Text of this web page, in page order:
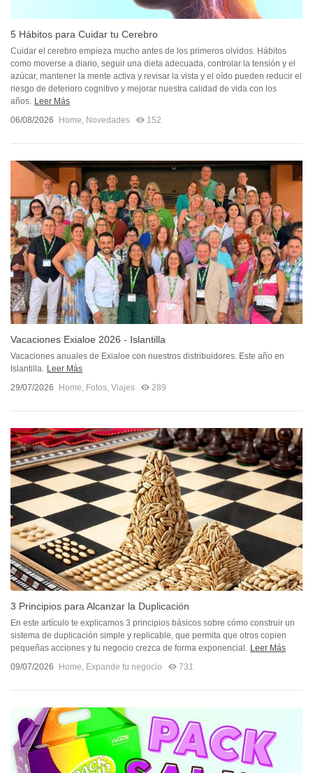
5 Hábitos para Cuidar tu Cerebro
Cuidar el cerebro empieza mucho antes de los primeros olvidos. Hábitos
como moverse a diario, seguir una dieta adecuada, controlar la tensión y el
azúcar, mantener la mente activa y revisar la vista y el oído pueden reducir el
riesgo de deterioro cognitivo y mejorar nuestra calidad de vida con los
años. Leer Más
06/08/2026
Home, Novedades 152
Vacaciones Exialoe 2026 - Islantilla
Vacaciones anuales de Exialoe con nuestros distribuidores. Este año en
Islantilla. Leer Más
29/07/2026
Home, Fotos, Viajes 289
3 Principios para Alcanzar la Duplicación
En este artículo te explicamos 3 principios básicos sobre cómo construir un
sistema de duplicación simple y replicable, que permita que otros copien
pequeñas acciones y tu negocio crezca de forma exponencial. Leer Más
09/07/2026
Home, Expande tu negocio 731